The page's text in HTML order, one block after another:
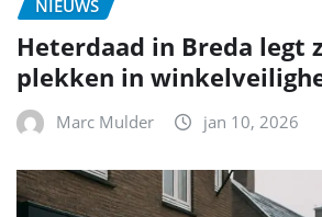
NIEUWS
Heterdaad in Breda legt
plekken in
Marc Mulder jan 10, 2026